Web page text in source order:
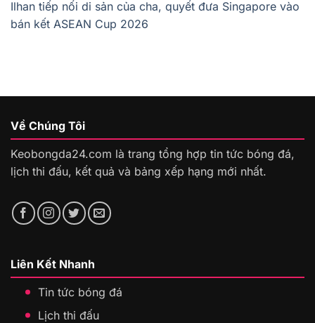
Ilhan tiếp nối di sản của cha, quyết đưa Singapore vào
bán kết ASEAN Cup 2026
Về Chúng Tôi
Keobongda24.com là trang tổng hợp tin tức bóng đá,
lịch thi đấu, kết quả và bảng xếp hạng mới nhất.
Liên Kết Nhanh
Tin tức bóng đá
Lịch thi đấu